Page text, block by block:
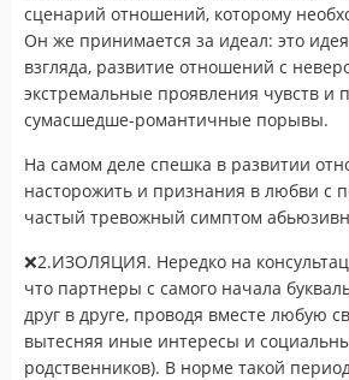
сценарий отношений, которому
Он же принимается за идеал: это
взгляда, развитие отношений с
экстремальные проявления чувств и
сумасшедше-романтичные порывы.
На самом деле спешка в развитии
насторожить и признания в любви с
частый тревожный симптом
❌2.ИЗОЛЯЦИЯ. Нередко на
что партнеры с самого начала
друг в друге, проводя вместе любую
вытесняя иные интересы и
родственников). В норме такой